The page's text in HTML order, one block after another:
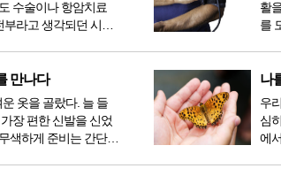
수술이나 항암치료
라고 생각되던 시절
료하는 방법이 하나
...
활
를
점
다...
만나다
옷을 골랐다. 늘 들
장 편한 신발을 신었
색하게 준비는 간단했
나
우
심
에